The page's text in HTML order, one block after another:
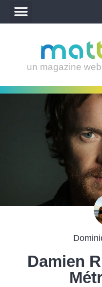
un magazine
Damien